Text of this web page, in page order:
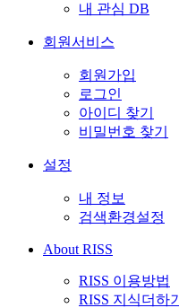
내 관심 DB
회원서비스
회원가입
로그인
아이디 찾기
비밀번호 찾기
설정
내 정보
검색환경설정
About RISS
RISS 이용방법
RISS 지식더하기